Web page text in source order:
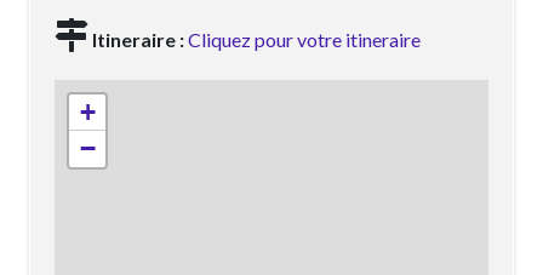
Itineraire :Cliquez pour votre itineraire
+
−